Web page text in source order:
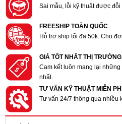
Sai mẫu, lỗi kỹ thuật được
FREESHIP TOÀN QUỐC
Hỗ trợ ship tối đa 50k. Cho
GIÁ TỐT NHẤT THỊ TRƯỜNG
Cam kết luôn mang lại
nhất.
TƯ VẤN KỸ THUẬT MIỄN PHÍ
Tư vấn 24/7 thông qua nhiều